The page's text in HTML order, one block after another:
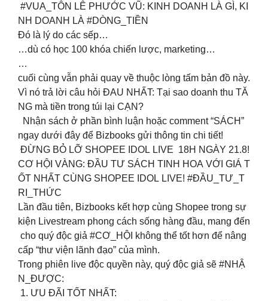
#VUA_TÔN LÊ PHƯỚC VŨ: KINH DOANH LÀ GÌ, KI
NH DOANH LÀ #DÒNG_TIỀN
Đó là lý do các sếp…
…dù có học 100 khóa chiến lược, marketing…
…
cuối cùng vẫn phải quay về thuộc lòng tấm bản đồ này.
Vì nó trả lời câu hỏi ĐAU NHẤT: Tại sao doanh thu TĂ
NG mà tiền trong túi lại CẠN?
Nhận sách ở phần bình luận hoặc comment “SÁCH”
ngay dưới đây để Bizbooks gửi thông tin chi tiết!
ĐỪNG BỎ LỠ SHOPEE IDOL LIVE 18H NGÀY 21.8!
CƠ HỘI VÀNG: ĐẦU TƯ SÁCH TINH HOA VỚI GIÁ T
ỐT NHẤT CÙNG SHOPEE IDOL LIVE! #ĐẦU_TƯ_T
RI_THỨC
Lần đầu tiên, Bizbooks kết hợp cùng Shopee trong sự
kiện Livestream phong cách sống hàng đầu, mang đến
cho quý độc giả #CƠ_HỘI không thể tốt hơn để nâng
cấp “thư viện lãnh đạo” của mình.
Trong phiên live độc quyền này, quý độc giả sẽ #NHẬ
N_ĐƯỢC:
1. ƯU ĐÃI TỐT NHẤT: